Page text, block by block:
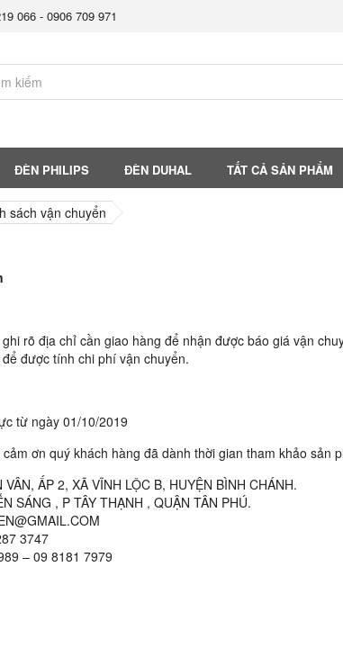
066 - 0906 709 971
ĐÈN PHILIPS ĐÈN DUHAL TẤT CẢ SẢN PHẨM
sách vận chuyển
rõ địa chỉ cần giao hàng để nhận được báo giá vận
được tính chi phí vận chuyển.
từ ngày 01/10/2019
ơn quý khách hàng đã dành thời gian tham khảo sản
VÂN, ẤP 2, XÃ VĨNH LỘC B, HUYỆN BÌNH CHÁNH.
SÁNG , P TÂY THẠNH , QUẬN TÂN PHÚ.
3747
– 09 8181 7979